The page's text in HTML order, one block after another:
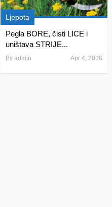
Ljepota
Pegla BORE, čisti LICE i
uništava STRIJE...
Byadmin Apr 4, 2018